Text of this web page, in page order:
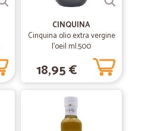
CINQUINA
Cinquina olio extra vergine
l'oeil ml.500
18,95 €